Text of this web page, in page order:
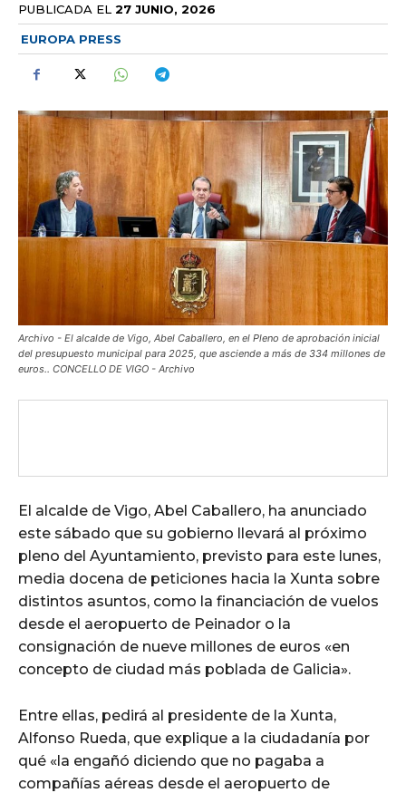
PUBLICADA EL 27 JUNIO, 2026
EUROPA PRESS
Archivo - El alcalde de Vigo, Abel Caballero, en el Pleno de aprobación inicial
del presupuesto municipal para 2025, que asciende a más de 334 millones de
euros.. CONCELLO DE VIGO - Archivo
El alcalde de Vigo, Abel Caballero, ha anunciado
este sábado que su gobierno llevará al próximo
pleno del Ayuntamiento, previsto para este lunes,
media docena de peticiones hacia la Xunta sobre
distintos asuntos, como la financiación de vuelos
desde el aeropuerto de Peinador o la
consignación de nueve millones de euros «en
concepto de ciudad más poblada de Galicia».
Entre ellas, pedirá al presidente de la Xunta,
Alfonso Rueda, que explique a la ciudadanía por
qué «la engañó diciendo que no pagaba a
compañías aéreas desde el aeropuerto de